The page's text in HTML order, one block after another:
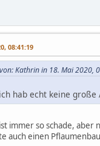
08:41:19
Kathrin in 18. Mai 2020,
hab echt keine
immer so schade, aber
auch einen